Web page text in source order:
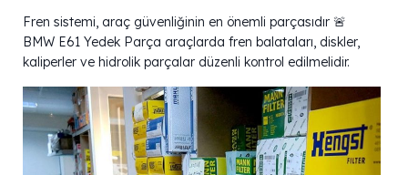
Fren sistemi, araç güvenliğinin en önemli parçasıdır 🚨
BMW E61 Yedek Parça araçlarda fren balataları, diskler,
kaliperler ve hidrolik parçalar düzenli kontrol edilmelidir.